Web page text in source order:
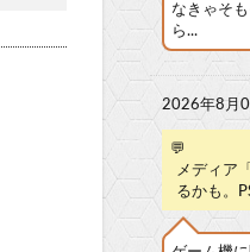
なきゃそ
ら...
2026年8月
💬
メディア
るかも。